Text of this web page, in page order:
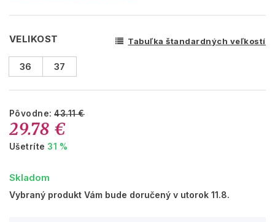
VELIKOST Tabuľka štandardných veľkostí
36 37
Pôvodne:43.11 €
29.78 €
Ušetríte 31 %
Skladom
Vybraný produkt Vám bude doručený v utorok 11.8.